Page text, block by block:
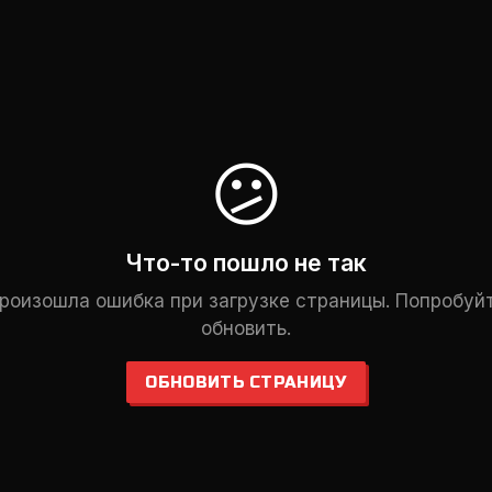
😕
Что-то пошло не так
ошибка при загрузке страницы.
обновить.
ОБНОВИТЬ СТРАНИЦУ